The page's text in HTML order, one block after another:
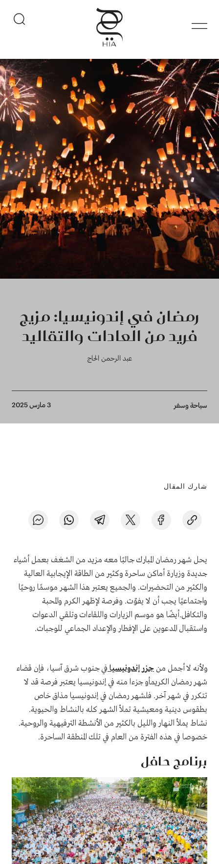
رمضان في إندونيسيا: مزيج
فريد من العادات والتقاليد
عبد الرحمن الحاج
Breadcrumb
سياحة وسفر 3 مارس 2025
شارك المقال
يحل شهر رمضان المبارك جالبًا معه مزيد من الشغف بعمل أشياء
جديدة وزيارة أماكن ساحرة وكثير من الطاقة الإيجابية العالية
والكثير من التحضيرات. والجميع يعتبر هذا الشهر موسمًا روحيًا
واجتماعيًا يجب أن لا يفوّت. وفرصة لإظهر الكرم والمحبة
والتكافل.أيضًا هو موسم الزيارات واللقاءات وتلقي الدعوات
واستقبال المدعوين على الإفطار والإعداد الجماعي للوجبات.
ولأنه لا أجمل منجزر إندونيسيا في جنوب شرق آسيا، فإن قضاء
شهر رمضان الكريمأو جزءا منه في إندونيسيا يعتبر فرصة قد لا
تتكرر في شهر آخر. فلشهر رمضان في إندونيسيا مذاق خاص
بطقوس دينية ومعيشية تملأ الشهر كله بالنشاط والحيوية.
نشاط يملأ النهار والليل بالكثير من الأنشطة الترفيهية والروحية.
خصوصا في هذه الفترة من العام في تلك المنطقة الساحرة.
برنامج حافل